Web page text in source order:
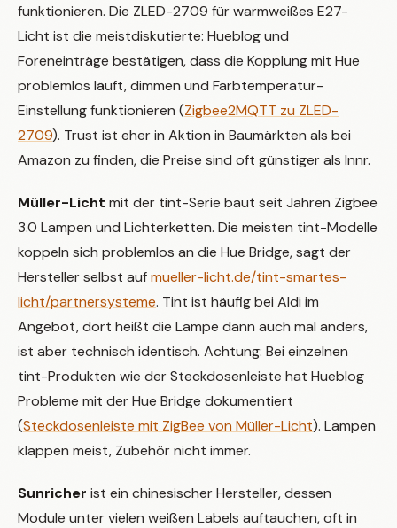
funktionieren. Die ZLED-2709 für warmweißes E27-
Licht ist die meistdiskutierte: Hueblog und
Foreneinträge bestätigen, dass die Kopplung mit Hue
problemlos läuft, dimmen und Farbtemperatur-
Einstellung funktionieren (Zigbee2MQTT zu ZLED-
2709). Trust ist eher in Aktion in Baumärkten als bei
Amazon zu finden, die Preise sind oft günstiger als Innr.
Müller-Licht mit der tint-Serie baut seit Jahren Zigbee
3.0 Lampen und Lichterketten. Die meisten tint-Modelle
koppeln sich problemlos an die Hue Bridge, sagt der
Hersteller selbst aufmueller-licht.de/tint-smartes-
licht/partnersysteme. Tint ist häufig bei Aldi im
Angebot, dort heißt die Lampe dann auch mal anders,
ist aber technisch identisch. Achtung: Bei einzelnen
tint-Produkten wie der Steckdosenleiste hat Hueblog
Probleme mit der Hue Bridge dokumentiert
(Steckdosenleiste mit ZigBee von Müller-Licht). Lampen
klappen meist, Zubehör nicht immer.
Sunricher ist ein chinesischer Hersteller, dessen
Module unter vielen weißen Labels auftauchen, oft in